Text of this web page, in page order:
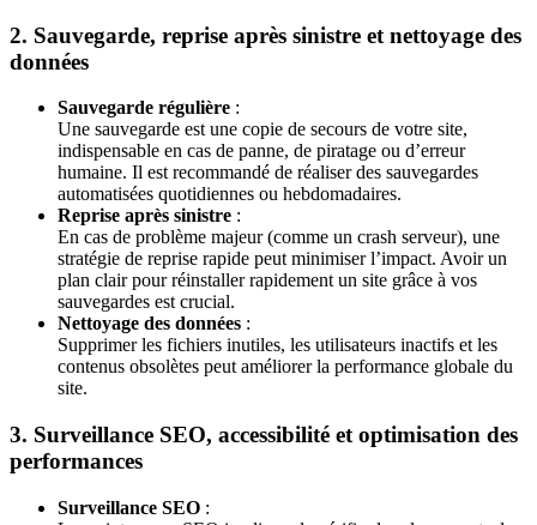
2. Sauvegarde, reprise après sinistre et nettoyage des
données
Sauvegarde régulière :
Une sauvegarde est une copie de secours de votre site,
indispensable en cas de panne, de piratage ou d’erreur
humaine. Il est recommandé de réaliser des sauvegardes
automatisées quotidiennes ou hebdomadaires.
Reprise après sinistre :
En cas de problème majeur (comme un crash serveur), une
stratégie de reprise rapide peut minimiser l’impact. Avoir un
plan clair pour réinstaller rapidement un site grâce à vos
sauvegardes est crucial.
Nettoyage des données :
Supprimer les fichiers inutiles, les utilisateurs inactifs et les
contenus obsolètes peut améliorer la performance globale du
site.
3. Surveillance SEO, accessibilité et optimisation des
performances
Surveillance SEO :